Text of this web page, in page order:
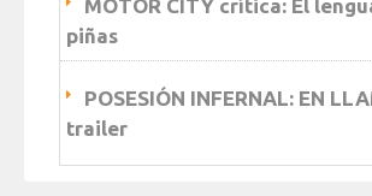
MOTOR CITY crítica: El
piñas
POSESIÓN INFERNAL: EN
trailer